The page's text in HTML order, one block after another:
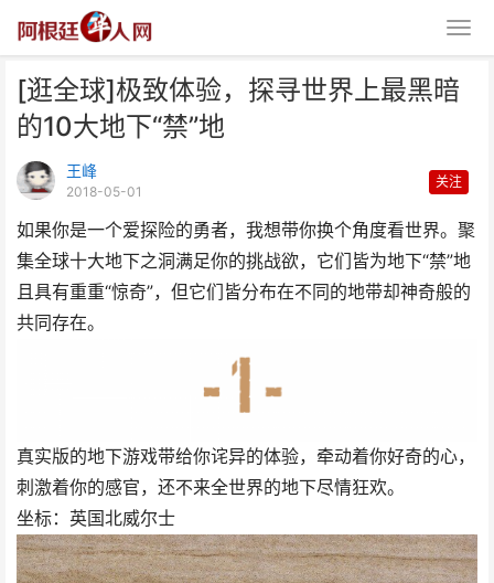
[逛全球]极致体验，探寻世界上最黑暗
的10大地下“禁”地
王峰
2018-05-01
关注
如果你是一个爱探险的勇者，我想带你换个角度看世界。聚
集全球十大地下之洞满足你的挑战欲，它们皆为地下“禁”地
且具有重重“惊奇”，但它们皆分布在不同的地带却神奇般的
共同存在。
真实版的地下游戏带给你诧异的体验，牵动着你好奇的心，
刺激着你的感官，还不来全世界的地下尽情狂欢。
坐标：英国北威尔士
[逛全球]极致体验，探寻世界上最
黑暗的10大地下“禁